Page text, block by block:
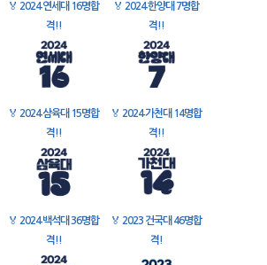
🏅 2024 연세대 16명합
격!!
🏅 2024 한양대 7명합
격!!
🏅 2024 삼육대 15명합
격!!
🏅 2024 가천대 14명합
격!!
🏅 2024 백석대 36명합
격!!
🏅 2023 건국대 46명합
격!